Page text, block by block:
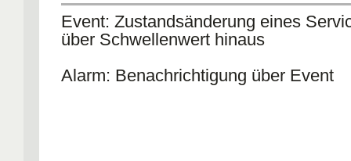
Event: Zustandsänderung eines
über Schwellenwert hinaus
Alarm: Benachrichtigung über Event